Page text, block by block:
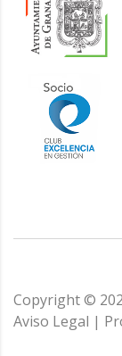
Copyright ©
Aviso Legal |